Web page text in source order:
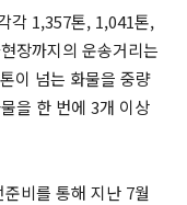
각 1,357톤, 1,041톤,
장까지의 운송거리는
이 넘는 화물을 중량
을 한 번에 3개 이상
비를 통해 지난 7월